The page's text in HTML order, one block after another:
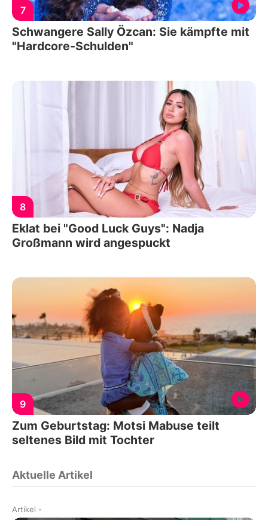
7
Schwangere Sally Özcan: Sie kämpfte mit
"Hardcore-Schulden"
8
Eklat bei "Good Luck Guys": Nadja
Großmann wird angespuckt
9
Zum Geburtstag: Motsi Mabuse teilt
seltenes Bild mit Tochter
Aktuelle Artikel
Artikel -